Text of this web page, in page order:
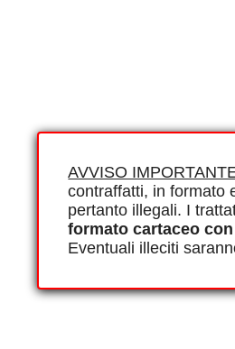
AVVISO
contraffatti, in formato
pertanto illegali. I
formato cartaceo
Eventuali illeciti